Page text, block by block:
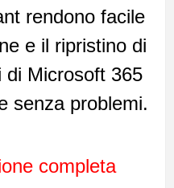
rendono facile
e il ripristino di
di Microsoft 365
senza problemi.
completa